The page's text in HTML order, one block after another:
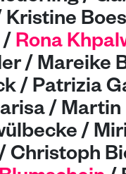
Kristine
/ Rona
/ Mareike
/ Patrizia
/ Martin
/
Christoph